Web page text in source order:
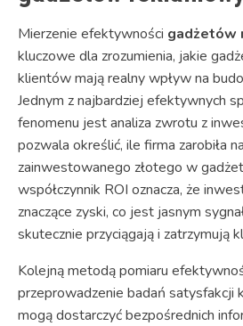
Mierzenie efektywności gadżetów
kluczowe dla zrozumienia, jakie
klientów mają realny wpływ na
Jednym z najbardziej efektywnych
fenomenu jest analiza zwrotu z
pozwala określić, ile firma zarobiła
zainwestowanego złotego w
współczynnik ROI oznacza, że
znaczące zyski, co jest jasnym
skutecznie przyciągają i zatrzymują
Kolejną metodą pomiaru
przeprowadzenie badań satysfakcji
mogą dostarczyć bezpośrednich